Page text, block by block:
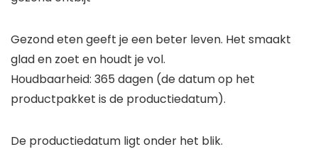
Gezond eten geeft je een beter leven. Het smaakt
glad en zoet en houdt je vol.
Houdbaarheid: 365 dagen (de datum op het
productpakket is de productiedatum).
De productiedatum ligt onder het blik.